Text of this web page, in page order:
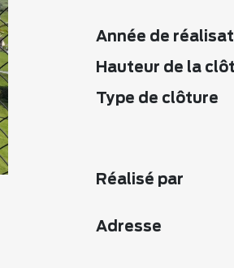
Année de
Hauteur de la
Type de clôture
Réalisé par
Adresse